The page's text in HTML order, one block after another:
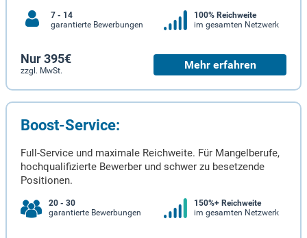
7 - 14
garantierte Bewerbungen
100% Reichweite
im gesamten Netzwerk
Nur 395€
zzgl. MwSt. Mehr erfahren
Boost-Service:
Full-Service und maximale Reichweite. Für Mangelberufe,
hochqualifizierte Bewerber und schwer zu besetzende
Positionen.
20 - 30
garantierte Bewerbungen
150%+ Reichweite
im gesamten Netzwerk